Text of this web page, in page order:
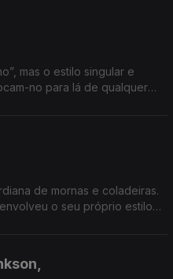
mas o estilo singular e
no para lá de qualquer
de mornas e coladeiras.
o seu próprio estilo